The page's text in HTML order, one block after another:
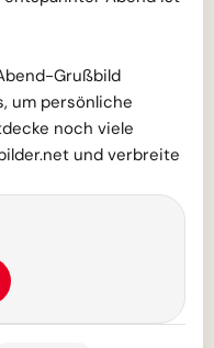
Grußbild
um persönliche
noch viele
und verbreite